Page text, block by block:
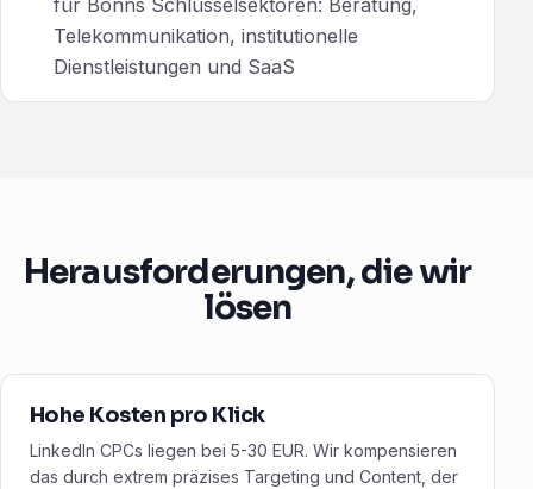
für Bonns Schlüsselsektoren: Beratung,
Telekommunikation, institutionelle
Dienstleistungen und SaaS
Herausforderungen, die wir
lösen
Hohe Kosten pro Klick
LinkedIn CPCs liegen bei 5-30 EUR. Wir kompensieren
das durch extrem präzises Targeting und Content, der